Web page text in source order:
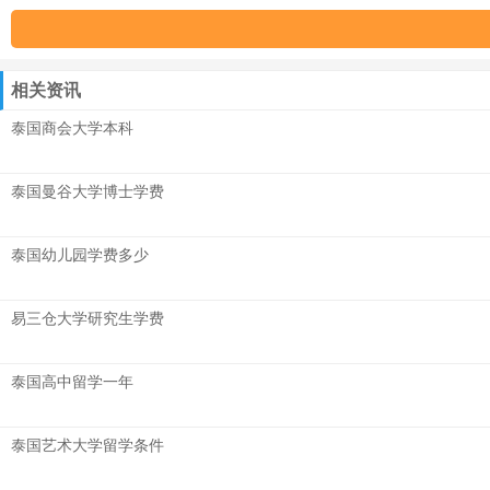
相关资讯
泰国商会大学本科
泰国曼谷大学博士学费
泰国幼儿园学费多少
易三仓大学研究生学费
泰国高中留学一年
泰国艺术大学留学条件